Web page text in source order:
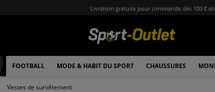
Livraison gratuite pour commande dès 100 € en
FOOTBALL MODE & HABIT DU SPORT CHAUSSURES
Vestes de survêtement